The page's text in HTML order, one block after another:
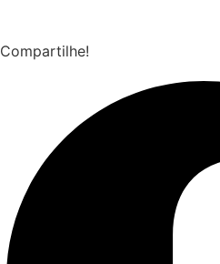
Compartilhe!